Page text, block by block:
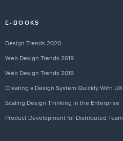
E-BOOKS
Design Trends 2020
Web Design Trends 2019
Web Design Trends 2018
Creating a Design System Quickly With
Scaling Design Thinking in the Enterprise
Product Development for Distributed